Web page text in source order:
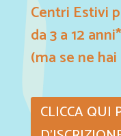
Centri Estivi
da 3 a 12 anni*
(ma se ne
CLICCA QUI